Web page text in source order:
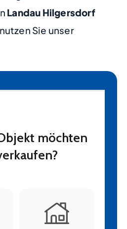
Landau Hilgersdorf
Sie unser